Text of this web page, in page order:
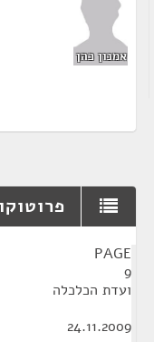
אמנון כהן
פרוטוקול
הכלכלה